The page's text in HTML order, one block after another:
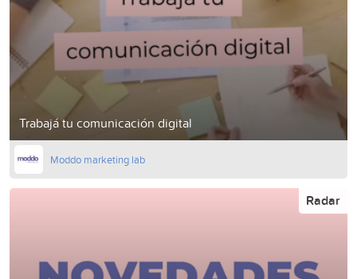
Trabajá tu comunicación digital
Moddo marketing lab
Radar